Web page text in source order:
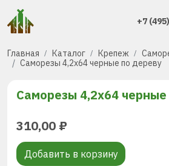
+7
Главная Каталог Крепеж
Саморезы 4,2х64 черные по дереву
Саморезы 4,2х64
310,00 ₽
Добавить в корзину